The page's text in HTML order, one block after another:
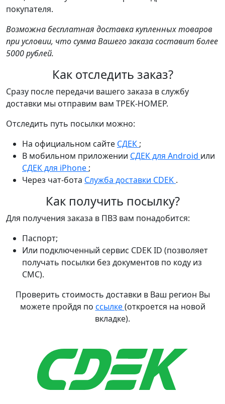
покупателя.
Возможна бесплатная доставка купленных товаров
при условии, что сумма Вашего заказа составит более
5000 рублей.
Как отследить заказ?
Сразу после передачи вашего заказа в службу
доставки мы отправим вам ТРЕК-НОМЕР.
Отследить путь посылки можно:
На официальном сайте СДЕК ;
В мобильном приложении СДЕК для Android или
СДЕК для iPhone ;
Через чат-бота Служба доставки CDEK .
Как получить посылку?
Для получения заказа в ПВЗ вам понадобится:
Паспорт;
Или подключенный сервис CDEK ID (позволяет
получать посылки без документов по коду из
СМС).
Проверить стоимость доставки в Ваш регион Вы
можете пройдя по ссылке(откроется на новой
вкладке).